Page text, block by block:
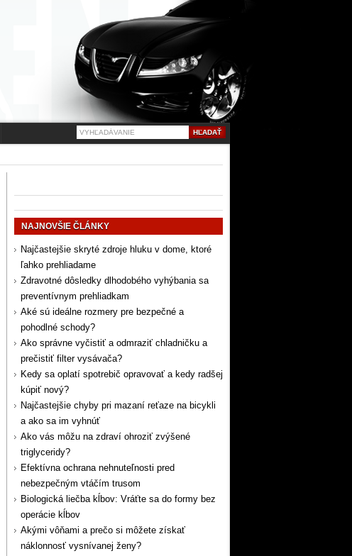
NAJNOVŠIE ČLÁNKY
Najčastejšie skryté zdroje hluku v dome, ktoré
ľahko prehliadame
Zdravotné dôsledky dlhodobého vyhýbania sa
preventívnym prehliadkam
Aké sú ideálne rozmery pre bezpečné a
pohodlné schody?
Ako správne vyčistiť a odmraziť chladničku a
prečistiť filter vysávača?
Kedy sa oplatí spotrebič opravovať a kedy radšej
kúpiť nový?
Najčastejšie chyby pri mazaní reťaze na bicykli
a ako sa im vyhnúť
Ako vás môžu na zdraví ohroziť zvýšené
triglyceridy?
Efektívna ochrana nehnuteľnosti pred
nebezpečným vtáčím trusom
Biologická liečba kĺbov: Vráťte sa do formy bez
operácie kĺbov
Akými vôňami a prečo si môžete získať
náklonnosť vysnívanej ženy?